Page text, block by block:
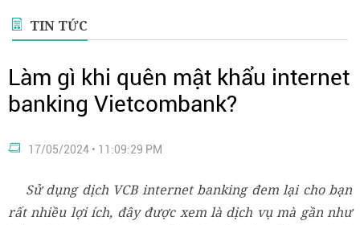
TIN TỨC
Làm gì khi quên mật khẩu internet
banking Vietcombank?
17/05/2024 • 11:09:29 PM
Sử dụng dịch VCB internet banking đem lại cho bạn
rất nhiều lợi ích, đây được xem là dịch vụ mà gần như